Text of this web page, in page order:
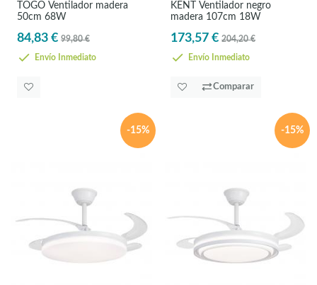
TOGO Ventilador madera
50cm 68W
84,83 € 99,80 €
Envío Inmediato
KENT Ventilador negro
madera 107cm 18W
173,57 € 204,20 €
Envío Inmediato
Comparar
-15% -15%